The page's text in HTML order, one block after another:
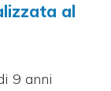
al
9 anni